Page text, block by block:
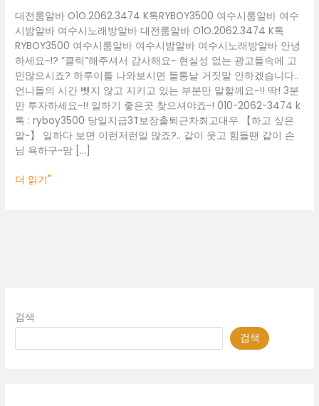
대전룸알바 O1O.2062.3474 K톡RYBOY3500 여수시룸알바 여수
시밤알바 여수시노래방알바 대전룸알바 O1O.2062.3474 K톡
RYBOY3500 여수시룸알바 여수시밤알바 여수시노래방알바 안녕
하세요~!? “클릭”해주셔서 감사해요~ 현실성 없는 광고들속에 고
민많으시죠? 하루이틀 나와보시면 들통날 거짓말 안하겠습니다..
언니들의 시간 뺏지 않고 지키고 있는 부분만 말할께요~!! 딱! 3분
만 투자하세요~!! 일하기 좋은곳 찾으셔야죠~! 010-2062-3474 k
톡 : ryboy3500 당일지급3T보장출퇴근차최고대우 【하고 싶은
말~】 일하다 보면 이런저런일 많죠?.. 같이 웃고 힘들땐 같이 손
님 욕하구~맘 […]
룸
알
바
여
수
시
밤
알
바
여
시
더 읽기"
검색
검색